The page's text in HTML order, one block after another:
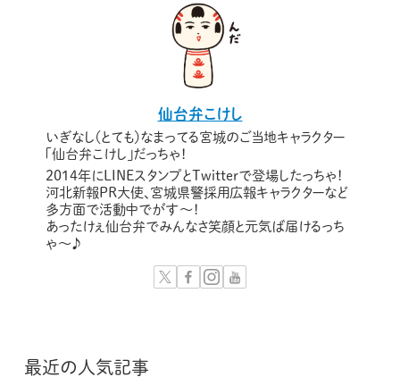
仙台弁こけし
いぎなし（とても）なまってる宮城のご当地キャラクター
「仙台弁こけし」だっちゃ！
2014年にLINEスタンプとTwitterで登場したっちゃ！
河北新報PR大使、宮城県警採用広報キャラクターなど
多方面で活動中でがす〜！
あったけぇ仙台弁でみんなさ笑顔と元気ば届けるっち
ゃ～♪
最近の人気記事